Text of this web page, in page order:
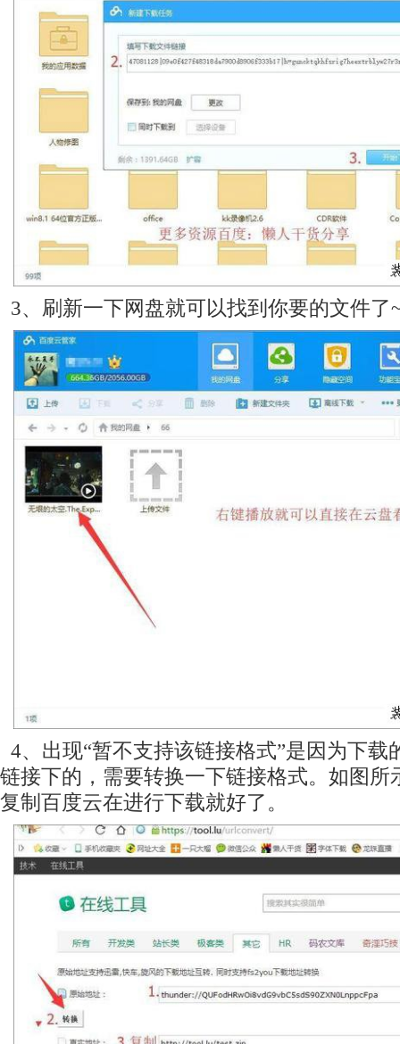
3、刷新一下网盘就可以找到你要的文件了
4、出现“暂不支持该链接格式”是因为下载
链接下的，需要转换一下链接格式。如图所
复制百度云在进行下载就好了。